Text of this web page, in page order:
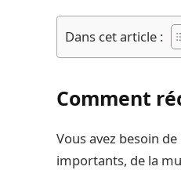
Dans cet article :
Comment
Vous avez besoin
importants, de la